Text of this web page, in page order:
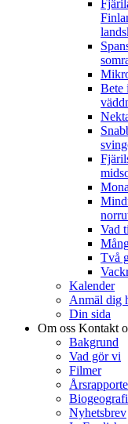
Bete
Vad
Två
Kalender
Anmäl dig
Din sida
Om oss Kontakt
Bakgrund
Vad gör vi
Filmer
Nyhetsbrev